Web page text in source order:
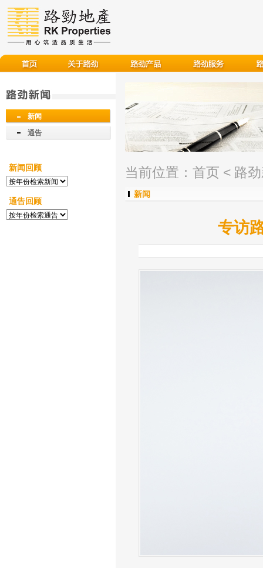
新闻
通告
新闻回顾
通告回顾
当前位置： 首页 < 路
新闻
专访